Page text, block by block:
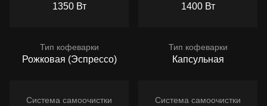
1350 Вт
Тип кофеварки
Рожковая (Эспрессо)
Система самоочистки
1400 Вт
Тип кофеварки
Капсульная
Система самоочистки